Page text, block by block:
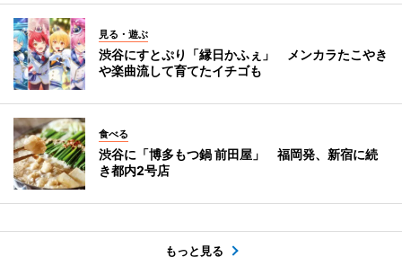
見る・遊ぶ
渋谷にすとぷり「縁日かふぇ」 メンカラたこやき
や楽曲流して育てたイチゴも
食べる
渋谷に「博多もつ鍋 前田屋」 福岡発、新宿に続
き都内2号店
もっと見る